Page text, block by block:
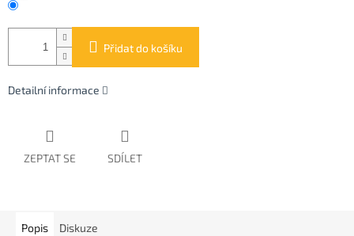
Přidat do košíku
Detailní informace
ZEPTAT SE SDÍLET
Popis Diskuze